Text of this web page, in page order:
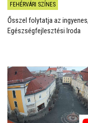
FEHÉRVÁRI SZÍNES
Ősszel folytatja az
Egészségfejlesztési Iroda